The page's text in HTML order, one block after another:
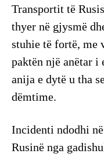
Transportit të
thyer në gjysmë
stuhie të fortë, me
paktën një anëtar i
anija e dytë u tha
dëmtime.
Incidenti ndodhi
Rusinë nga